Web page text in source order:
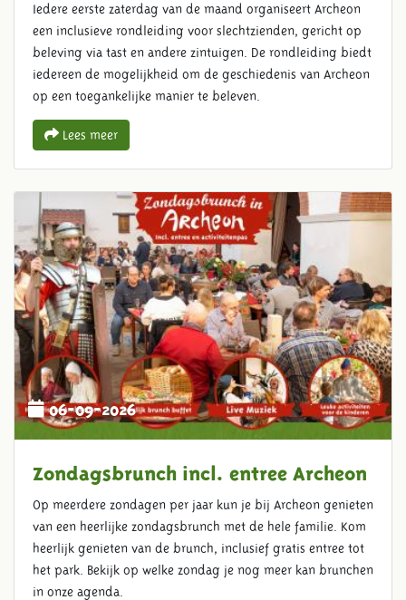
Iedere eerste zaterdag van de maand organiseert Archeon
een inclusieve rondleiding voor slechtzienden, gericht op
beleving via tast en andere zintuigen. De rondleiding biedt
iedereen de mogelijkheid om de geschiedenis van Archeon
op een toegankelijke manier te beleven.
Lees meer
06-09-2026
Zondagsbrunch incl. entree Archeon
Op meerdere zondagen per jaar kun je bij Archeon genieten
van een heerlijke zondagsbrunch met de hele familie. Kom
heerlijk genieten van de brunch, inclusief gratis entree tot
het park. Bekijk op welke zondag je nog meer kan brunchen
in onze agenda.